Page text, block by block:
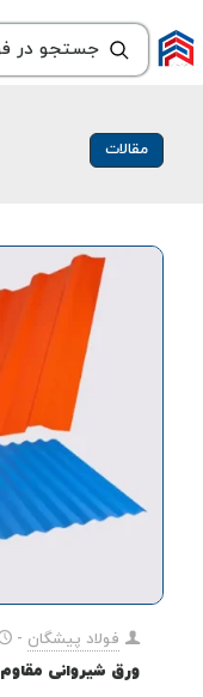
مقالات
فولاد پیشگان -
ورق شیروانی مقاوم